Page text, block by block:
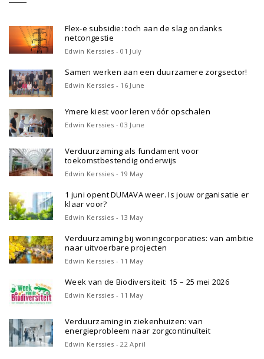
Flex-e subsidie: toch aan de slag ondanks
netcongestie
Edwin Kerssies - 01 July
Samen werken aan een duurzamere zorgsector!
Edwin Kerssies - 16 June
Ymere kiest voor leren vóór opschalen
Edwin Kerssies - 03 June
Verduurzaming als fundament voor
toekomstbestendig onderwijs
Edwin Kerssies - 19 May
1 juni opent DUMAVA weer. Is jouw organisatie er
klaar voor?
Edwin Kerssies - 13 May
Verduurzaming bij woningcorporaties: van ambitie
naar uitvoerbare projecten
Edwin Kerssies - 11 May
Week van de Biodiversiteit: 15 – 25 mei 2026
Edwin Kerssies - 11 May
Verduurzaming in ziekenhuizen: van
energieprobleem naar zorgcontinuïteit
Edwin Kerssies - 22 April